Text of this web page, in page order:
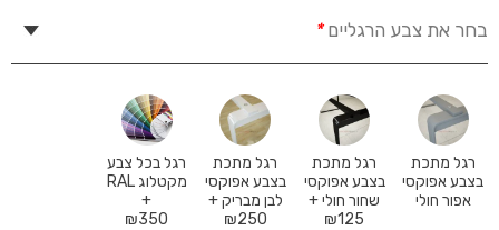
בחר את צבע הרגליים*
רגל מתכת
בצבע אפוקסי
אפור חולי
רגל מתכת
בצבע אפוקסי
שחור חולי +
₪125
רגל מתכת
בצבע אפוקסי
לבן מבריק +
₪250
רגל בכל צבע
מקטלוג RAL
+
₪350